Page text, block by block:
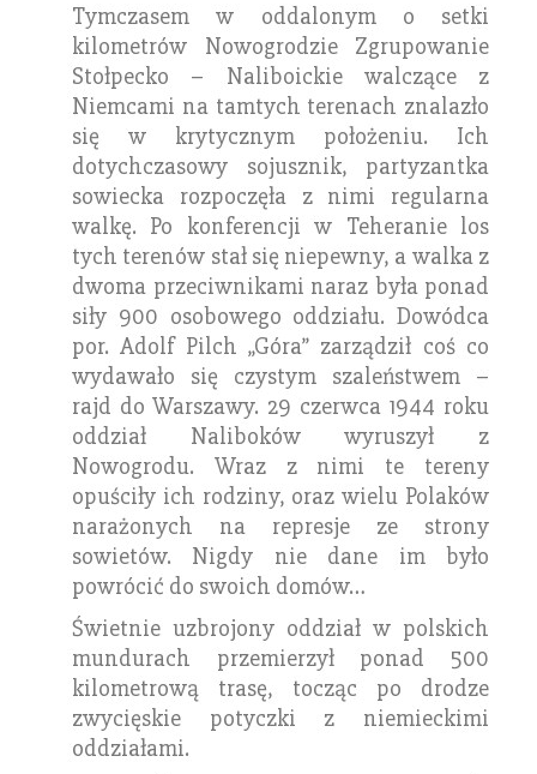
Tymczasem w oddalonym o setki
kilometrów Nowogrodzie Zgrupowanie
Stołpecko – Naliboickie walczące z
Niemcami na tamtych terenach znalazło
się w krytycznym położeniu. Ich
dotychczasowy sojusznik, partyzantka
sowiecka rozpoczęła z nimi regularna
walkę. Po konferencji w Teheranie los
tych terenów stał się niepewny, a walka z
dwoma przeciwnikami naraz była ponad
siły 900 osobowego oddziału. Dowódca
por. Adolf Pilch „Góra” zarządził coś co
wydawało się czystym szaleństwem –
rajd do Warszawy. 29 czerwca 1944 roku
oddział Naliboków wyruszył z
Nowogrodu. Wraz z nimi te tereny
opuściły ich rodziny, oraz wielu Polaków
narażonych na represje ze strony
sowietów. Nigdy nie dane im było
powrócić do swoich domów…
Świetnie uzbrojony oddział w polskich
mundurach przemierzył ponad 500
kilometrową trasę, tocząc po drodze
zwycięskie potyczki z niemieckimi
oddziałami.